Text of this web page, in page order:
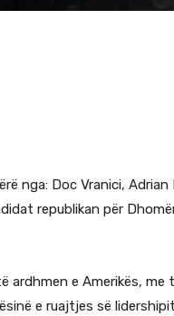
nga: Doc Vranici,
republikan për
ardhmen e Amerikës,
e ruajtjes së